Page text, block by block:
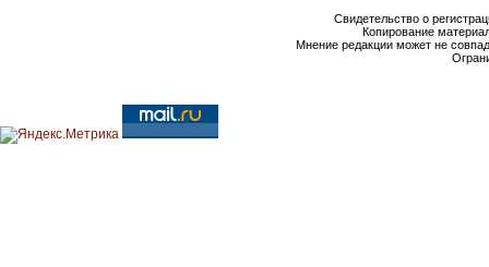
Свидетельство о
Копирование
Мнение редакции может не